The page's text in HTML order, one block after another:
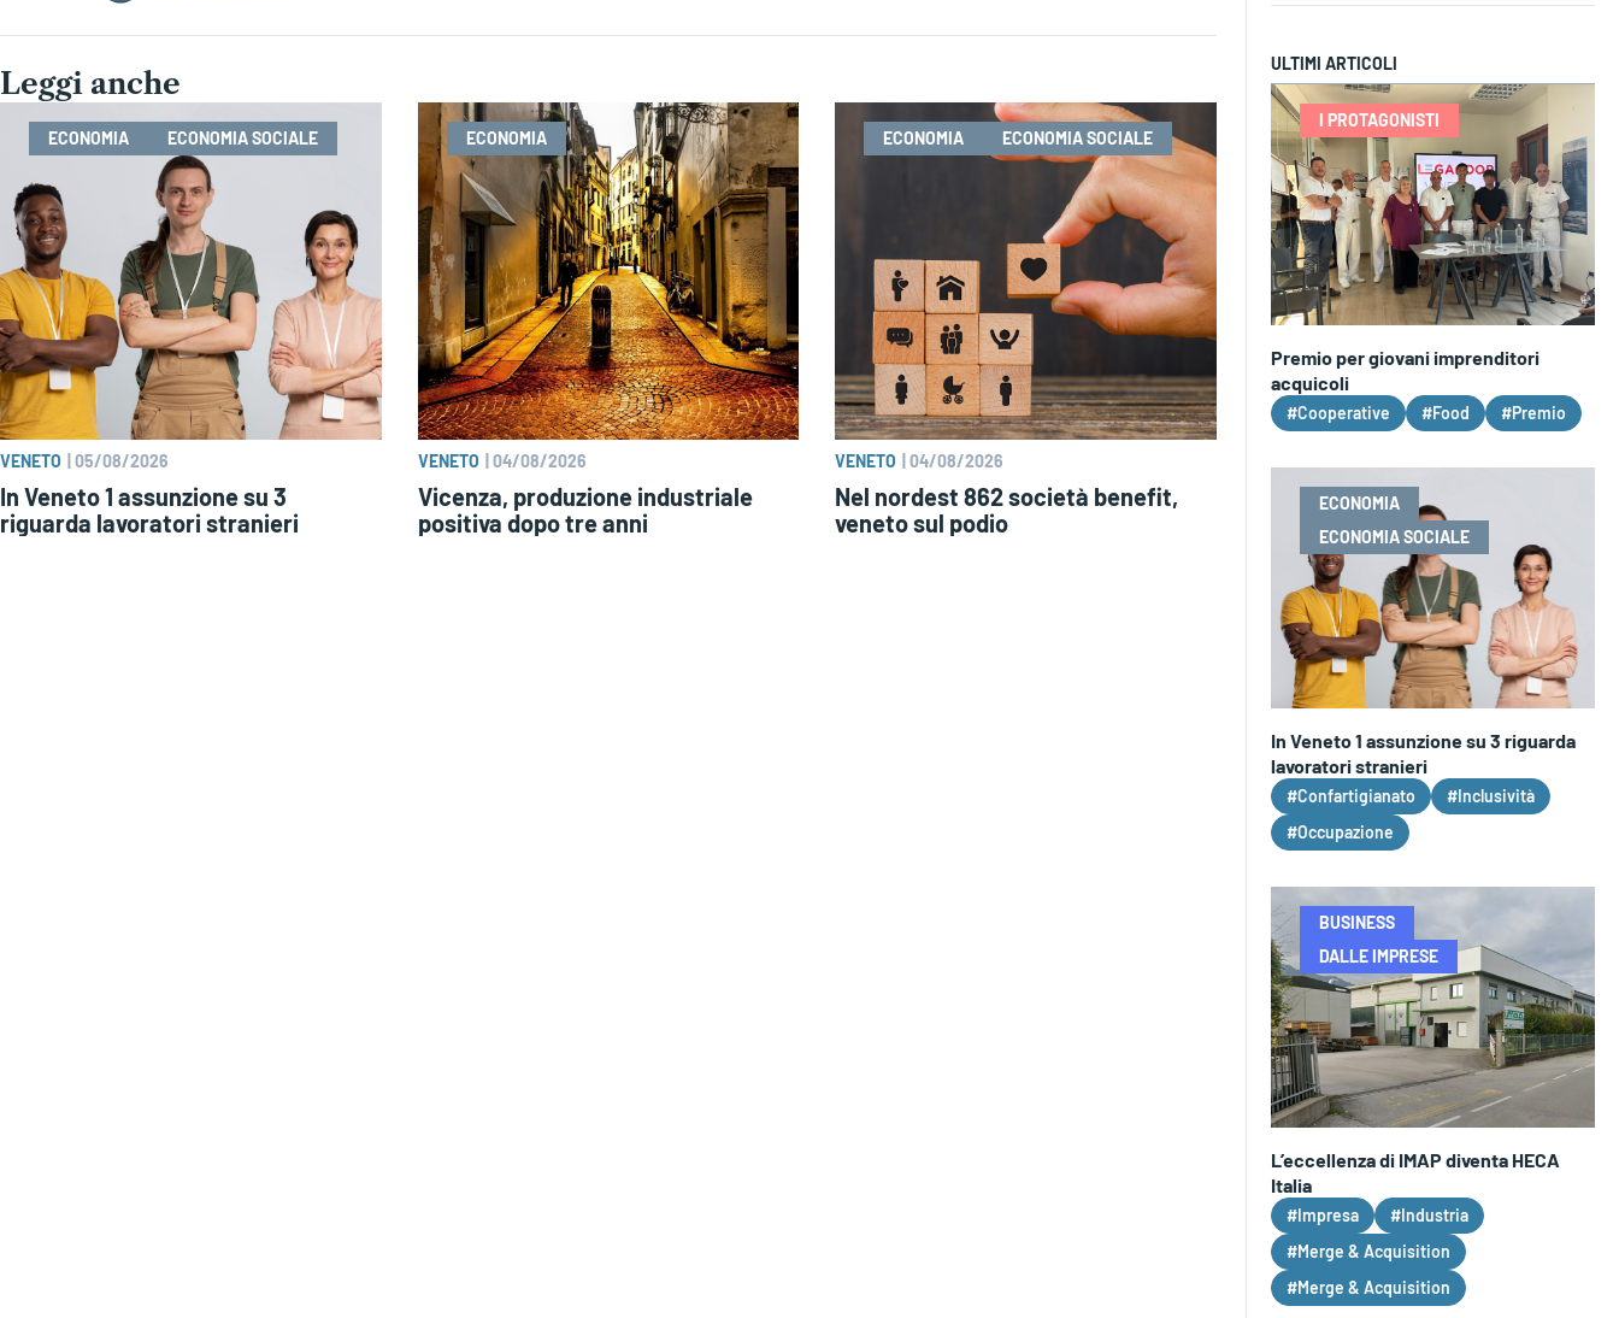
Leggi anche
ECONOMIA ECONOMIA SOCIALE
VENETO 05/08/2026
In Veneto 1 assunzione su 3
riguarda lavoratori stranieri
ECONOMIA
VENETO 04/08/2026
Vicenza, produzione industriale
positiva dopo tre anni
ECONOMIA ECONOMIA SOCIALE
VENETO |04/08/2026
Nel nordest 862 società benefit,
veneto sul podio
ULTIMI ARTICOLI
I PROTAGONISTI
Premio per giovani imprenditori
acquicoli
#Cooperative #Food #Premio
ECONOMIA
ECONOMIA SOCIALE
In Veneto 1 assunzione su 3 riguarda
lavoratori stranieri
#Confartigianato
#Inclusività
#Occupazione
BUSINESS
DALLE IMPRESE
L’eccellenza di IMAP diventa HECA
Italia
#Impresa
#Industria
#Merge & Acquisition
#Merge & Acquisition